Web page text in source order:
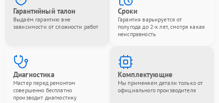
Гарантийный талон
Выдаём гарантию вне
зависимости от сложности работ
Сроки
Гарантия варьируется от
полугода до 2-х лет, смотря какая
неисправность
Диагностика
Мастер перед ремонтом
совершенно бесплатно
производит диагностику
Комплектующие
Мы применяем детали только от
официального производителя